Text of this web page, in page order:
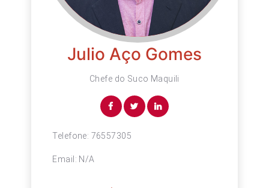
Julio Aço Gomes
Chefe do Suco Maquili
Telefone: 76557305
Email: N/A